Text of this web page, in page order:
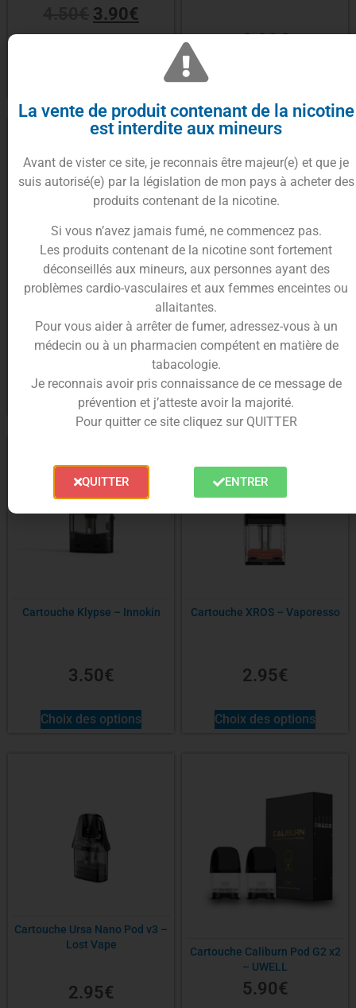
3.90€
2.90€
Cartouche Cyber G Pod x2 –
Choix des options
Cartouche XTank Pod 4.5ml –
Choix des options
Cartouche Klypse – Innokin
3.50€
Choix des options
Cartouche XROS – Vaporesso
2.95€
Choix des options
Cartouche Ursa Nano Pod v3 –
Lost Vape
2.95€
Cartouche Caliburn Pod G2 x2
– UWELL
5.90€
La vente de produit contenant de la nicotine
est interdite aux mineurs
Avant de vister ce site, je reconnais être majeur(e) et que je
suis autorisé(e) par la législation de mon pays à acheter des
produits contenant de la nicotine.
Si vous n’avez jamais fumé, ne commencez pas.
Les produits contenant de la nicotine sont fortement
déconseillés aux mineurs, aux personnes ayant des
problèmes cardio-vasculaires et aux femmes enceintes ou
allaitantes.
Pour vous aider à arrêter de fumer, adressez-vous à un
médecin ou à un pharmacien compétent en matière de
tabacologie.
Je reconnais avoir pris connaissance de ce message de
prévention et j’atteste avoir la majorité.
Pour quitter ce site cliquez sur QUITTER
QUITTER ENTRER